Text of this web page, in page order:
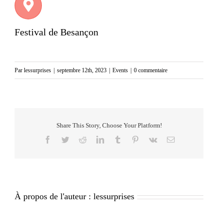
Festival de Besançon
Par lessurprises | septembre 12th, 2023 | Events | 0 commentaire
Share This Story, Choose Your Platform!
Facebook
TwitterRedditLinkedInTumblr Pinterest
Vk Email
À propos de l'auteur : lessurprises